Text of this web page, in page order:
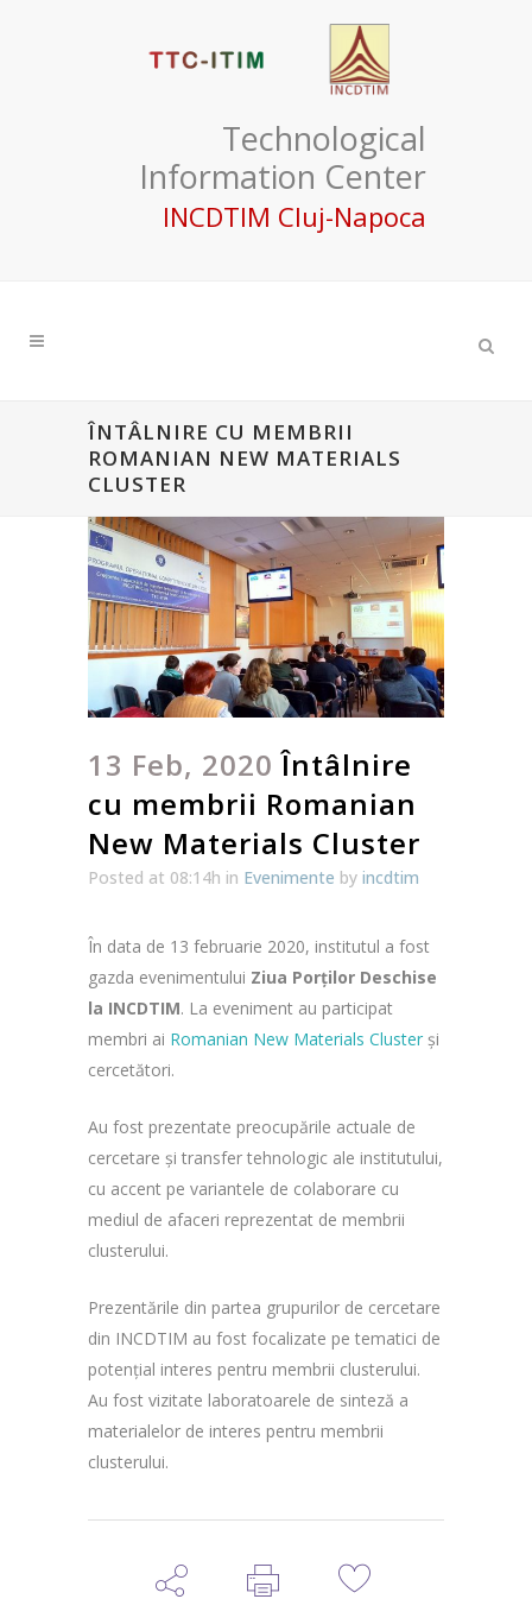
Technological
Information Center
INCDTIM Cluj-Napoca
ÎNTÂLNIRE CU MEMBRII
ROMANIAN NEW MATERIALS
CLUSTER
13 Feb, 2020 Întâlnire
cu membrii Romanian
New Materials Cluster
Posted at 08:14h in Evenimente by incdtim
În data de 13 februarie 2020, institutul a fost
gazda evenimentului Ziua Porților Deschise
la INCDTIM. La eveniment au participat
membri ai Romanian New Materials Cluster și
cercetători.
Au fost prezentate preocupările actuale de
cercetare și transfer tehnologic ale institutului,
cu accent pe variantele de colaborare cu
mediul de afaceri reprezentat de membrii
clusterului.
Prezentările din partea grupurilor de cercetare
din INCDTIM au fost focalizate pe tematici de
potențial interes pentru membrii clusterului.
Au fost vizitate laboratoarele de sinteză a
materialelor de interes pentru membrii
clusterului.